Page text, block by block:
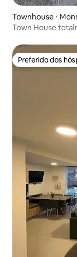
Townhouse ⋅
Town House
Preferido dos
Preferido dos